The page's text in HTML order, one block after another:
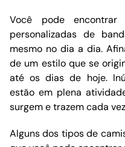
Você pode
personalizadas de
mesmo no dia a dia.
de um estilo que se
até os dias de hoje.
estão em plena
surgem e trazem cada
Alguns dos tipos de